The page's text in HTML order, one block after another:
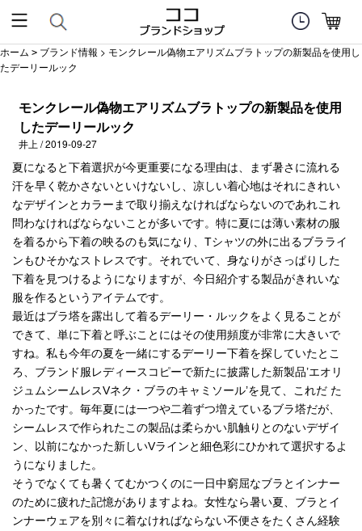
ホーム > ブランド情報 > モンクレール偽物エアリズムブラトップの新製品を使用し
たデーリールック
モンクレール偽物エアリズムブラトップの新製品を使用
したデーリールック
井上 / 2019-09-27
夏になると下着選択が今更重要になる理由は、まず暑さに流れる
汗を早く乾かさないといけないし、凉しい着心地はそれにきれい
なデザインとカラーまで取り揃えなければならないのであれこれ
問わなければならないことが多いです。特に夏には薄い素材の服
を着るから下着の映るのも気になり、Tシャツの外に出るブラライ
ンもひそかなストレスです。それでいて、身なりがさっぱりした
下着を見つけるようになりますが、今日紹介する製品がきれいな
服を作るというアイテムです。
最近はブラ塔を露出して着るデーリー・ルックをよく見ることが
できて、単に下着と呼ぶことにはその使用頻度が非常に大きいで
すね。私も今年の夏を一緒にするデーリー下着を探していたとこ
ろ、ブランド服レディースコピーで新たに披露した新製品’エオリ
ジュムシームレスVネク・ブラのキャミソール’を見て、これだ た
かったです。毎年夏には一つや二着ずつ増えているブラ塔だが、
シームレスで作られたこの製品は柔らかい肌触りとのないデザイ
ン、以前になかった新しいVラインと細色彩にひかれて選択するよ
うになりました。
そうでなくても暑くてむかつくのに一日中窮屈なブラとインナー
のために疲れた記憶がありますよね。女性なら暑い夏、ブラとイ
ンナーウェアを別々に着なければならない不便さをたくさん経験